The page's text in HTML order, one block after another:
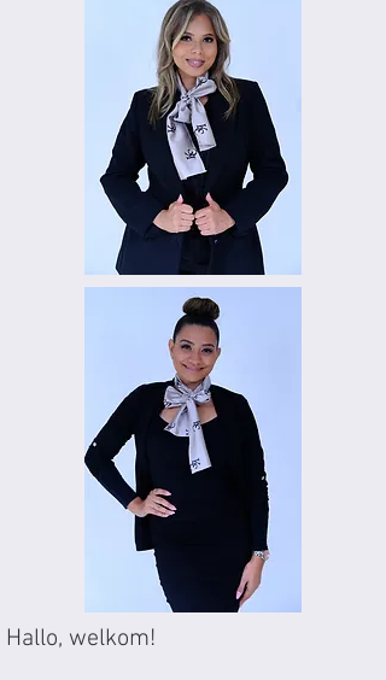
Hallo, welkom!